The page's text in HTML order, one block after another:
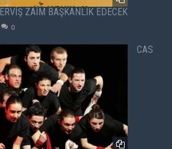
ZAİM BAŞKANLIK EDECEK
0
CAS